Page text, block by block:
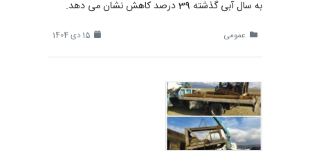
به سال آبی گذشته 39 درصد کاهش نشان می دهد.
عمومی